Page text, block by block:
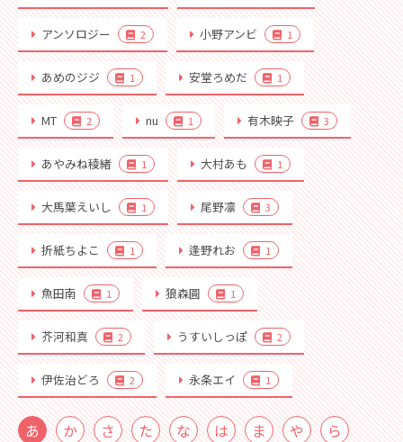
アンソロジー 2 小野アンビ 1
あめのジジ 1 安堂ろめだ 1
MT 2 nu 1 有木映子 3
あやみね稜緒 1 大村あも 1
大馬葉えいし 1 尾野凛 3
折紙ちよこ 1 逢野れお 1
魚田南 1 狼森圓 1
芥河和真 2 うすいしっぽ 2
伊佐治どろ 2 永条エイ 1
あ か さ た な は ま や
ら